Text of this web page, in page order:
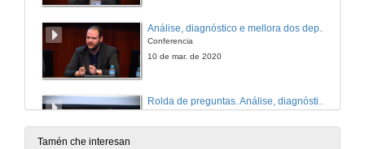
Análise, diagnóstico e mellora dos departamentos de transporte e expedicións en Frigolouro
Conferencia
10 de mar. de 2020
10 de mar. de 2020
Tamén che interesan